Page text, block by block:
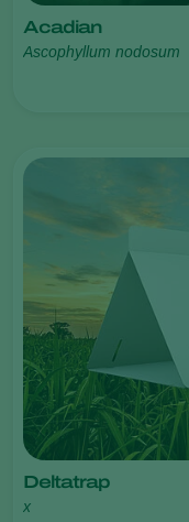
Acadian
Ascophyllum nodosum
Deltatrap
x